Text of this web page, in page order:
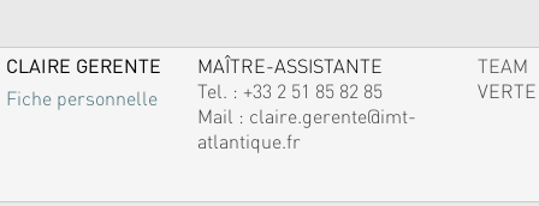
CLAIRE GERENTE
Fiche personnelle
MAÎTRE-ASSISTANTE
Tel. : +33 2 51 85 82 85
Mail : claire.gerente@imt-
atlantique.fr
TEAM
VERTE